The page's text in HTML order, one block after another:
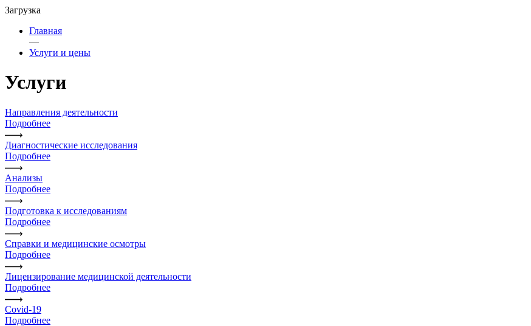
Загрузка
Главная
—
Услуги и цены
Услуги
Направления деятельности
Подробнее
Диагностические исследования
Подробнее
Анализы
Подробнее
Подготовка к исследованиям
Подробнее
Справки и медицинские осмотры
Подробнее
Лицензирование медицинской деятельности
Подробнее
Covid-19
Подробнее